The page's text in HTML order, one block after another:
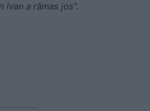
Ivan a rămas jos”.